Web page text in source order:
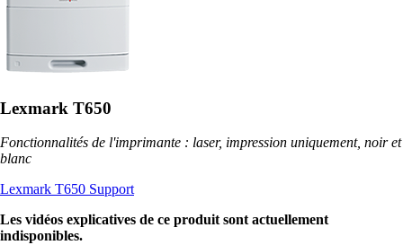
Lexmark T650
Fonctionnalités de l'imprimante : laser, impression uniquement, noir et
blanc
Lexmark T650 Support
Les vidéos explicatives de ce produit sont actuellement
indisponibles.